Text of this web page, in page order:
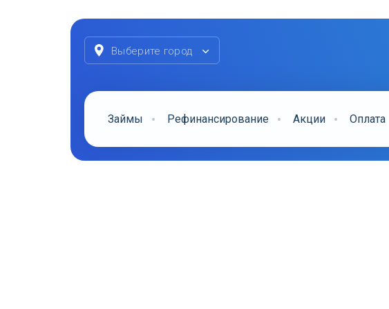
Выберите город
Займы Рефинансирование Акции Оплата